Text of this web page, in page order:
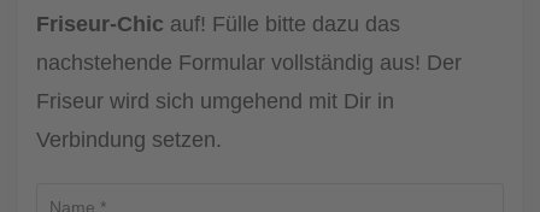
Friseur-Chic auf! Fülle bitte dazu das
nachstehende Formular vollständig aus! Der
Friseur wird sich umgehend mit Dir in
Verbindung setzen.